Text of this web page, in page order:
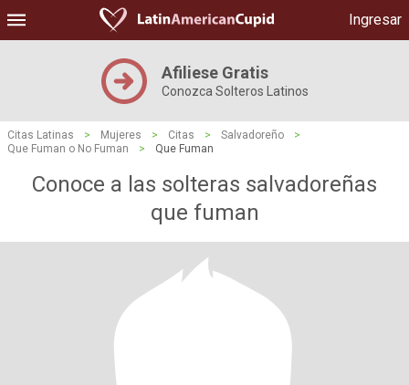
Ingresar
Afiliese Gratis
Conozca Solteros Latinos
Citas Latinas > Mujeres > Citas > Salvadoreño
>
Que Fuman o No Fuman
> Que Fuman
Conoce a las solteras salvadoreñas
que fuman